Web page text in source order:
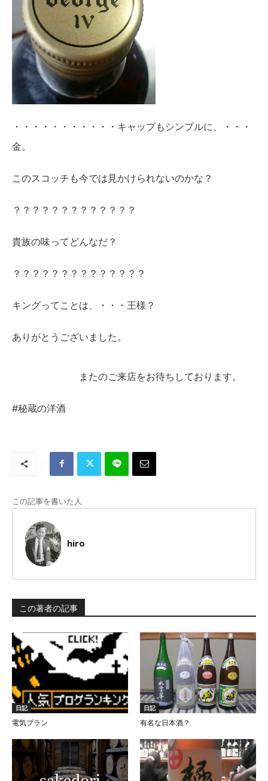
・・・・・・・・・・・キャップもシンプルに、・・・
金。
このスコッチも今では見かけられないのかな？
？？？？？？？？？？？？？
貴族の味ってどんなだ？
？？？？？？？？？？？？？？
キングってことは、・・・王様？
ありがとうございました。
またのご来店をお待ちしております。
#秘蔵の洋酒
この記事を書いた人
hiro
この著者の記事
日記
電気ブラン
日記
有名な日本酒？